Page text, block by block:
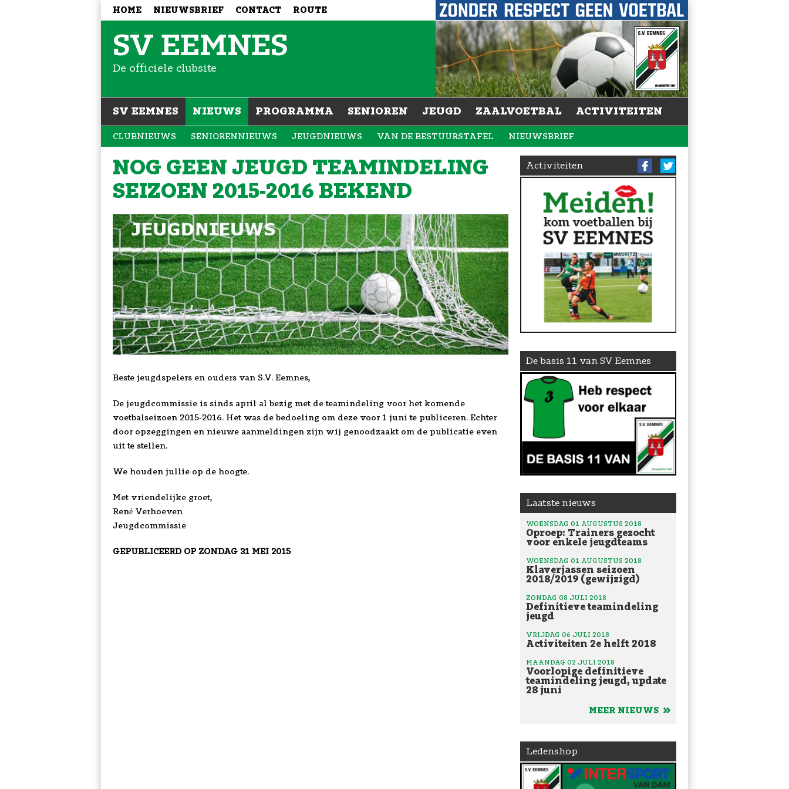
HOME NIEUWSBRIEF CONTACT ROUTE
SV EEMNES
De officiele clubsite
SV EEMNES NIEUWS
CLUBNIEUWS SENIORENNIEUWS JEUGDNIEUWS VAN DE BESTUURSTAFEL NIEUWSBRIEF
PROGRAMMA SENIOREN JEUGD ZAALVOETBAL ACTIVITEITEN
NOG GEEN JEUGD TEAMINDELING
SEIZOEN 2015-2016 BEKEND
Beste jeugdspelers en ouders van S.V. Eemnes,
De jeugdcommissie is sinds april al bezig met de teamindeling voor het komende
voetbalseizoen 2015-2016. Het was de bedoeling om deze voor 1 juni te publiceren. Echter
door opzeggingen en nieuwe aanmeldingen zijn wij genoodzaakt om de publicatie even
uit te stellen.
We houden jullie op de hoogte.
Met vriendelijke groet,
René Verhoeven
Jeugdcommissie
GEPUBLICEERD OP ZONDAG 31 MEI 2015
Activiteiten
De basis 11 van SV Eemnes
Laatste nieuws
WOENSDAG 01 AUGUSTUS 2018
Oproep: Trainers gezocht
voor enkele jeugdteams
WOENSDAG 01 AUGUSTUS 2018
Klaverjassen seizoen
2018/2019 (gewijzigd)
ZONDAG 08 JULI 2018
Definitieve teamindeling
jeugd
VRIJDAG 06 JULI 2018
Activiteiten 2e helft 2018
MAANDAG 02 JULI 2018
Voorlopige definitieve
teamindeling jeugd, update
28 juni
MEER NIEUWS
Ledenshop